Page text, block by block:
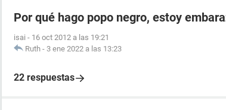
Por qué hago popo negro, estoy
isai - 16 oct 2012 a las 19:21
Ruth - 3 ene 2022 a las 13:23
22 respuestas